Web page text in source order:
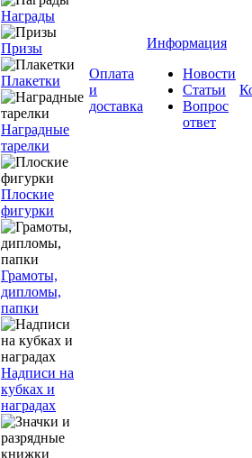
Награды
Призы
Плакетки
Наградные
тарелки
Плоские
фигурки
Грамоты,
дипломы,
папки
Надписи на
кубках и
наградах
Оплата
и
доставка
Информация
Новости
Статьи
Вопрос
ответ